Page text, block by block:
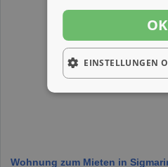
Wohnung zum Mieten in
OK
EINSTELLUNGEN